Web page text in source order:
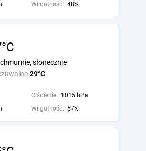
Wilgotność: 48%
29°C
słonecznie
Ciśnienie: 1015 hPa
Wilgotność: 57%